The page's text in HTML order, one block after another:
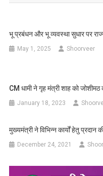
भू प्रबंधन और भू व्यवस्था सुधार पर
May 1, 2025 Shoorveer
CM धामी ने गृह मंत्री शाह को जोशीमठ
January 18, 2023
मुख्यमंत्री ने विभिन्न कार्यों हेतु प्रदान
December 24, 2021